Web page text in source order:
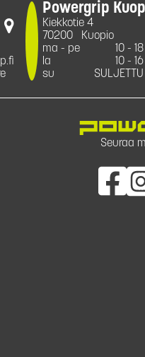
Powergrip
Kiekkotie 4
70200
Kuopio
ma - pe
10 - 18
la
10 - 16
su
SULJETTU
Seuraa